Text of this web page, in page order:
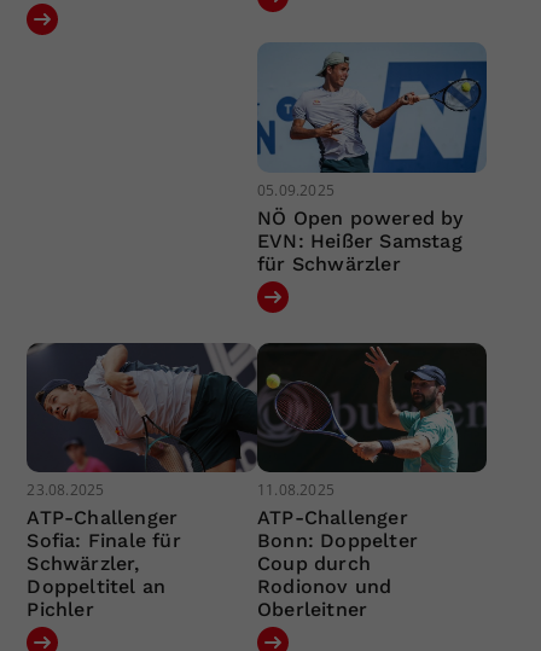
05.09.2025
NÖ Open powered by
EVN: Heißer Samstag
für Schwärzler
23.08.2025
ATP-Challenger
Sofia: Finale für
Schwärzler,
Doppeltitel an
Pichler
11.08.2025
ATP-Challenger
Bonn: Doppelter
Coup durch
Rodionov und
Oberleitner